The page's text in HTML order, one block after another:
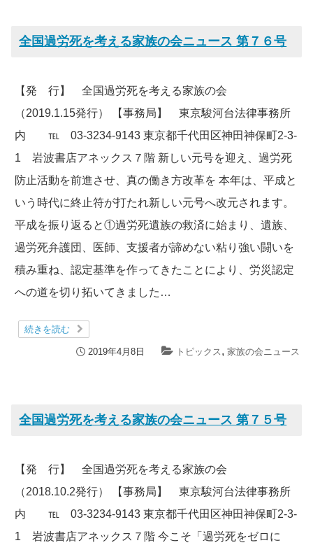
全国過労死を考える家族の会ニュース 第７６号
【発 行】 全国過労死を考える家族の会
（2019.1.15発行） 【事務局】 東京駿河台法律事務所
内 ℡ 03-3234-9143 東京都千代田区神田神保町2-3-
1 岩波書店アネックス７階 新しい元号を迎え、過労死
防止活動を前進させ、真の働き方改革を 本年は、平成と
いう時代に終止符が打たれ新しい元号へ改元されます。
平成を振り返ると①過労死遺族の救済に始まり、遺族、
過労死弁護団、医師、支援者が諦めない粘り強い闘いを
積み重ね、認定基準を作ってきたことにより、労災認定
への道を切り拓いてきました…
続きを読む
2019年4月8日 トピックス , 家族の会ニュース
全国過労死を考える家族の会ニュース 第７５号
【発 行】 全国過労死を考える家族の会
（2018.10.2発行） 【事務局】 東京駿河台法律事務所
内 ℡ 03-3234-9143 東京都千代田区神田神保町2-3-
1 岩波書店アネックス７階 今こそ「過労死をゼロに